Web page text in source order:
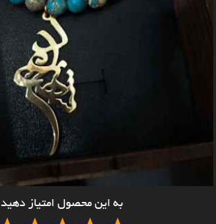
به این محصول امتیاز دهید